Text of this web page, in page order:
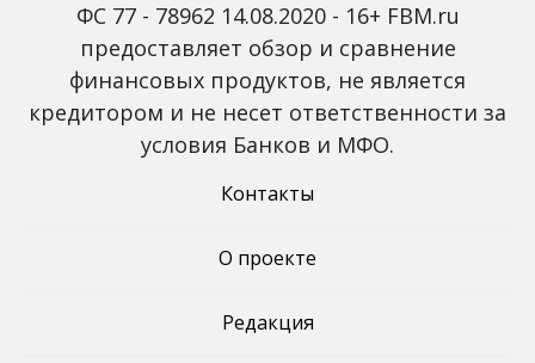
Объем наличных у
россиян в июле вырос
на 43%: что стоит за
рекордным спросом на
С 2027 года ИНН станет
банковских счетов
россиян: что изменится
ФС 77 - 78962 14.08.2020 - 16+ FBM.ru
предоставляет обзор и сравнение
финансовых продуктов, не является
кредитором и не несет ответственности за
условия Банков и МФО.
Контакты
О проекте
Редакция